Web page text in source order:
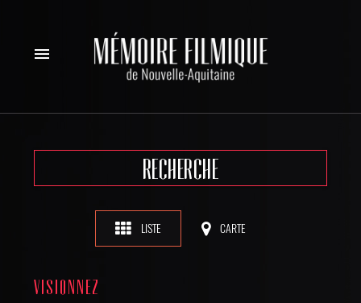
menu
RECHERCHE
LISTE CARTE
VISIONNEZ